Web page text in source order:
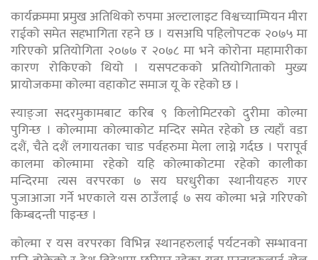
कार्यक्रममा प्रमुख अतिथिको रुपमा अल्टालाइट विश्वच्याम्पियन मीरा
राईको समेत सहभागिता रहने छ । यसअघि पहिलोपटक २०७५ मा
गरिएको प्रतियोगिता २०७७ र २०७८ मा भने कोरोना महामारीका
कारण रोकिएको थियो । यसपटकको प्रतियोगिताको मुख्य
प्रायोजकमा कोल्मा वहाकोट समाज यू के रहेको छ ।
स्याङ्जा सदरमुकामबाट करिब ९ किलोमिटरको दुरीमा कोल्मा
पुगिन्छ । कोल्मामा कोल्माकोट मन्दिर समेत रहेको छ त्यहाँ वडा
दशैं, चैते दशैं लगायतका चाड पर्वहरुमा मेला लाग्ने गर्दछ । परापूर्व
कालमा कोल्मामा रहेको यहि कोल्माकोटमा रहेको कालीका
मन्दिरमा त्यस वरपरका ७ सय घरधुरीका स्थानीयहरु गएर
पुजाआजा गर्ने भएकाले यस ठाउँलाई ७ सय कोल्मा भन्ने गरिएको
किम्बदन्ती पाइन्छ ।
कोल्मा र यस वरपरका विभिन्न स्थानहरुलाई पर्यटनको सम्भावना